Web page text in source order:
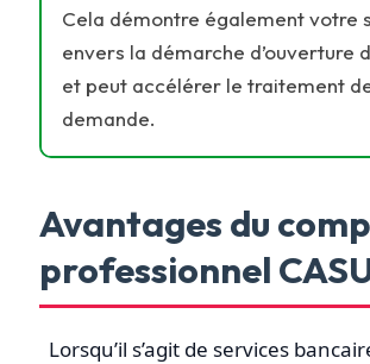
Cela démontre également votre
envers la démarche d’ouverture
et peut accélérer le traitement
demande.
Avantages du
professionnel
Lorsqu’il s’agit de services